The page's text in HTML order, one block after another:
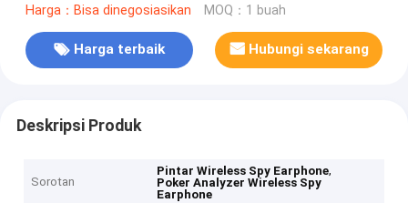
Harga：Bisa dinegosiasikan MOQ：1 buah
Harga terbaik Hubungi sekarang
Deskripsi Produk
Sorotan
Pintar Wireless Spy Earphone,
Poker Analyzer Wireless Spy
Earphone